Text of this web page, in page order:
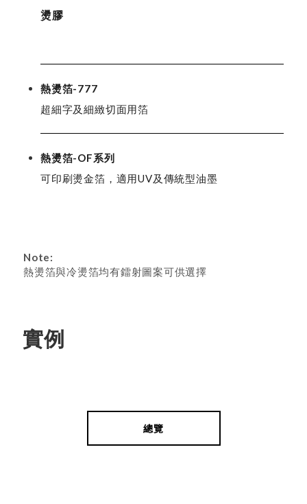
燙膠
熱燙箔-777
超細字及細緻切面用箔
熱燙箔-OF系列
可印刷燙金箔，適用UV及傳統型油墨
Note:
熱燙箔與冷燙箔均有鐳射圖案可供選擇
實例
總覽